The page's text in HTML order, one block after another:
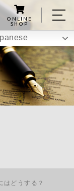
ONLINE
SHOP
はどうする？